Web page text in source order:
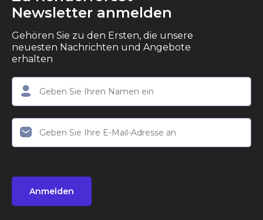
Newsletter anmelden
Gehören Sie zu den Ersten, die unsere
neuesten Nachrichten und Angebote
erhalten
Anmelden